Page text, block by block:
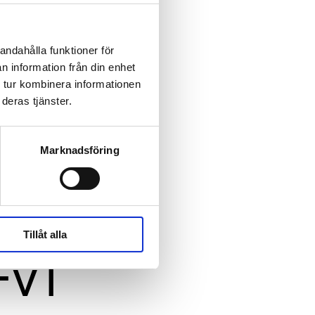
funktioner för
information från din enhet
kombinera informationen
tjänster.
Marknadsföring
Tillåt alla